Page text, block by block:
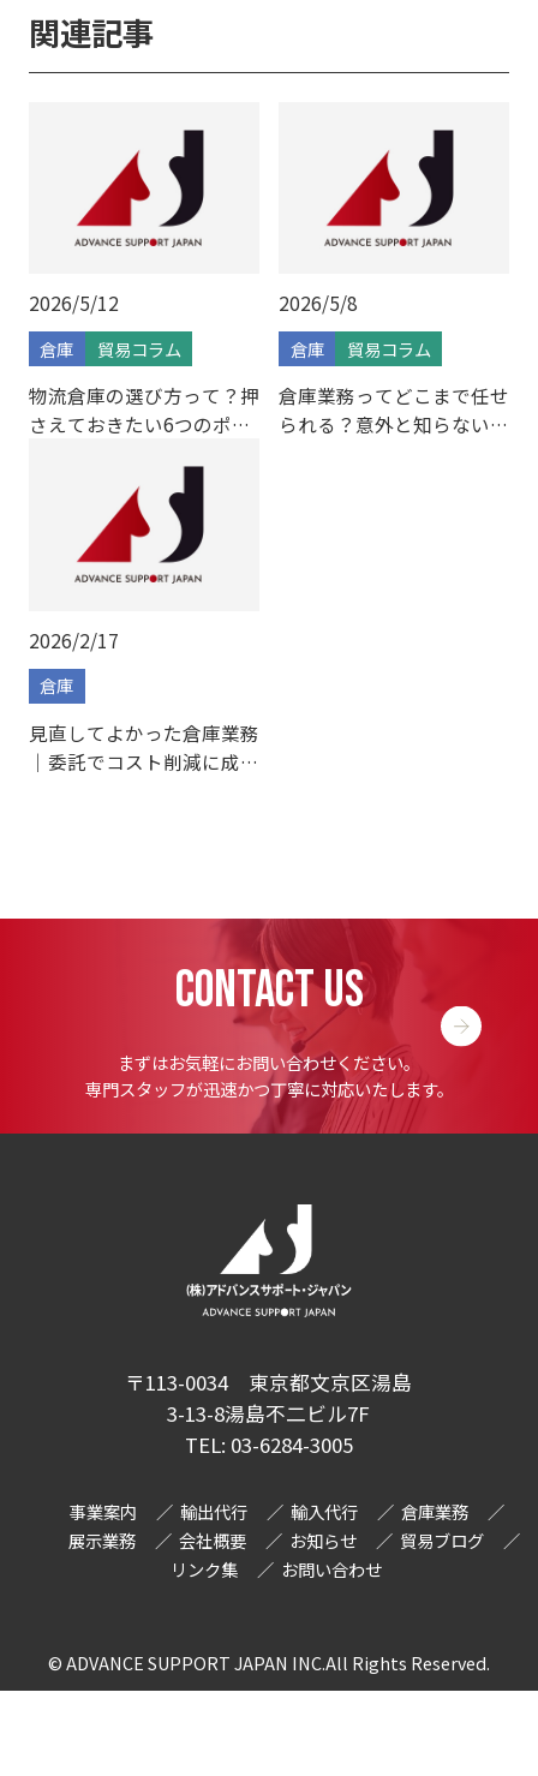
関連記事
2026/5/12
倉庫 貿易コラム
物流倉庫の選び方って？押
さえておきたい6つのポイ
2026/5/8
倉庫 貿易コラム
倉庫業務ってどこまで任せ
られる？意外と知らないア
2026/2/17
倉庫
見直してよかった倉庫業務
｜委託でコスト削減に成功
CONTACT US
まずはお気軽にお問い合わせください。
専門スタッフが迅速かつ丁寧に対応いたします。
〒113-0034 東京都文京区湯島
3-13-8湯島不二ビル7F
TEL: 03-6284-3005
事業案内 輸出代行 輸入代行
倉庫業務
展示業務
会社概要 お知らせ
貿易ブログ
リンク集
お問い合わせ
© ADVANCE SUPPORT JAPAN INC.All Rights Reserved.